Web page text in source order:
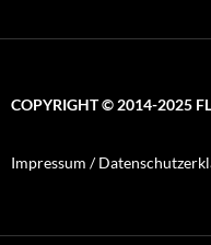
COPYRIGHT © 2014-2025
Impressum /